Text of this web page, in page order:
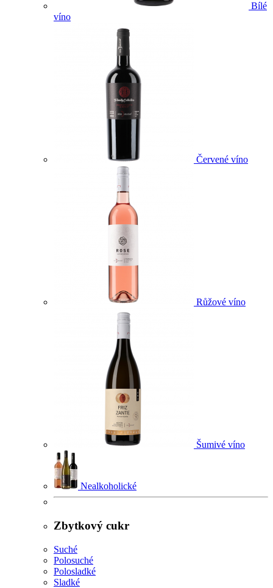
Bílé
víno
Červené víno
Růžové víno
Šumivé víno
Nealkoholické
Zbytkový cukr
Suché
Polosuché
Polosladké
Sladké